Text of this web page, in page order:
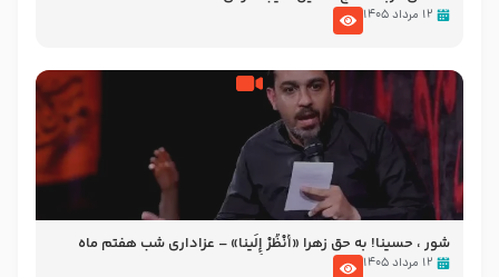
۱۲ مرداد ۱۴۰۵
شور ، حسینا! به‌ حق زهرا «أُنْظُرْ إِلَینا» – عزاداری شب هفتم ماه
محرّم 1405
۱۲ مرداد ۱۴۰۵